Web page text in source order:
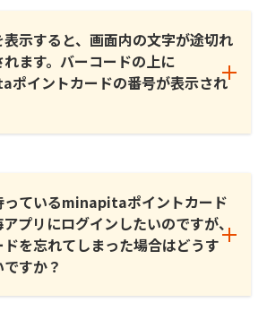
表示すると、画面内の文字が途切れ
ます。バーコードの上に
イントカードの番号が表示され
っているminapitaポイントカード
プリにログインしたいのですが、
ドを忘れてしまった場合はどうす
すか？